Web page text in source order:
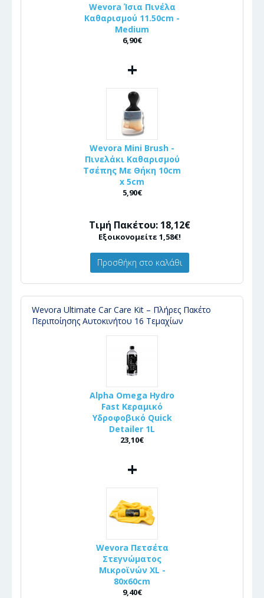
Wevora Ίσια Πινέλα
Καθαρισμού 11.50cm -
Medium
6,90€
+
Wevora Mini Brush -
Πινελάκι Καθαρισμού
Τσέπης Με Θήκη 10cm
x 5cm
5,90€
Τιμή Πακέτου: 18,12€
Εξοικονομείτε 1,58€!
Προσθήκη στο καλάθι
Wevora Ultimate Car Care Kit – Πλήρες Πακέτο
Περιποίησης Αυτοκινήτου 16 Τεμαχίων
Alpha Omega Hydro
Fast Κεραμικό
Υδροφοβικό Quick
Detailer 1L
23,10€
+
Wevora Πετσέτα
Στεγνώματος
Μικροϊνών XL -
80x60cm
9,40€